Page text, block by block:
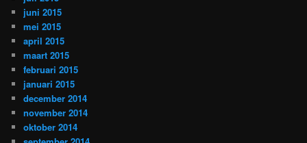
juni 2015
mei 2015
april 2015
maart 2015
februari 2015
januari 2015
december 2014
november 2014
oktober 2014